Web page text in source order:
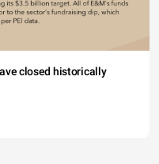
closed historically